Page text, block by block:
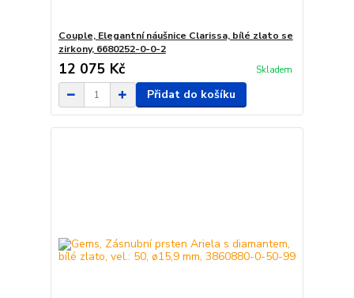
Couple, Elegantní náušnice Clarissa, bílé zlato se
zirkony, 6680252-0-0-2
12 075 Kč Skladem
Přidat do košíku